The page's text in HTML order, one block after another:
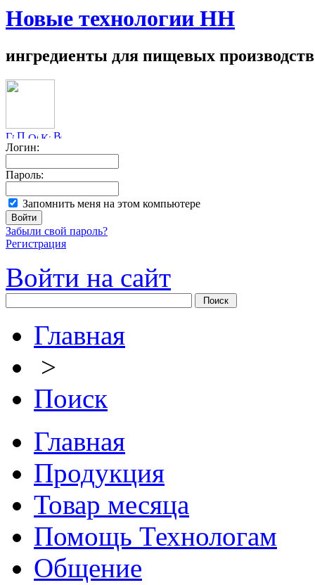
Новые технологии НН
ингредиенты для пищевых производств
Логин:
Пароль:
Запомнить меня на этом компьютере
Забыли свой пароль?
Регистрация
Войти на сайт
Главная
>
Поиск
Главная
Продукция
Товар месяца
Помощь Технологам
Общение